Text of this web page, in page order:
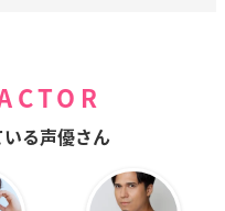
る声優さん